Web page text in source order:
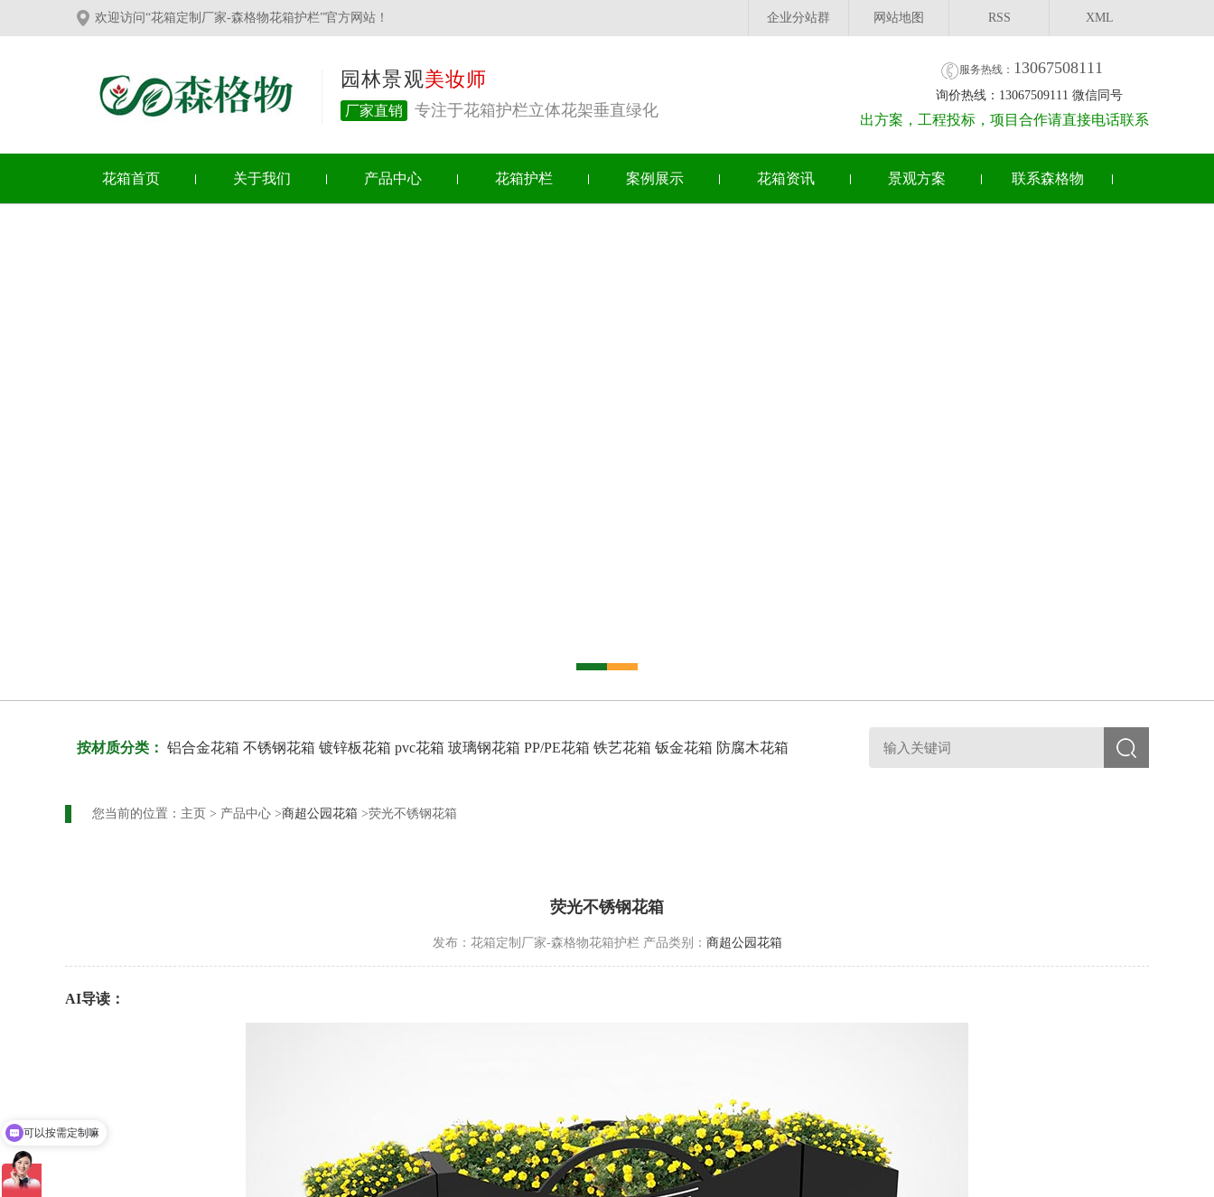
欢迎访问“花箱定制厂家-森格物花箱护栏”官方网站！ 企业分站群 网站地图 RSS XML
园林景观美妆师
厂家直销 专注于花箱护栏立体花架垂直绿化
服务热线： 13067508111
询价热线：13067509111 微信同号
出方案，工程投标，项目合作请直接电话联系
花箱首页 关于我们 产品中心 花箱护栏 案例展示 花箱资讯 景观方案 联系森格物
按材质分类： 铝合金花箱 不锈钢花箱 镀锌板花箱 pvc花箱 玻璃钢花箱 PP/PE花箱 铁艺花箱 钣金花箱 防腐木花箱
您当前的位置： 主页 > 产品中心 >商超公园花箱 >荧光不锈钢花箱
荧光不锈钢花箱
发布：花箱定制厂家-森格物花箱护栏 产品类别： 商超公园花箱
AI导读：
可以按需定制嘛